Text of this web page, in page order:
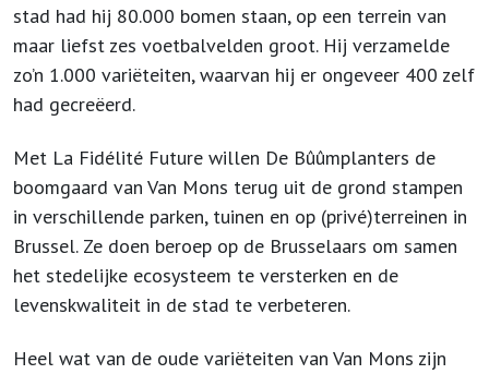
stad had hij 80.000 bomen staan, op een terrein van
maar liefst zes voetbalvelden groot. Hij verzamelde
zo’n 1.000 variëteiten, waarvan hij er ongeveer 400 zelf
had gecreëerd.
Met La Fidélité Future willen De Bûûmplanters de
boomgaard van Van Mons terug uit de grond stampen
in verschillende parken, tuinen en op (privé)terreinen in
Brussel. Ze doen beroep op de Brusselaars om samen
het stedelijke ecosysteem te versterken en de
levenskwaliteit in de stad te verbeteren.
Heel wat van de oude variëteiten van Van Mons zijn